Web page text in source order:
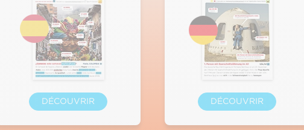
DÉCOUVRIR DÉCOUVRIR